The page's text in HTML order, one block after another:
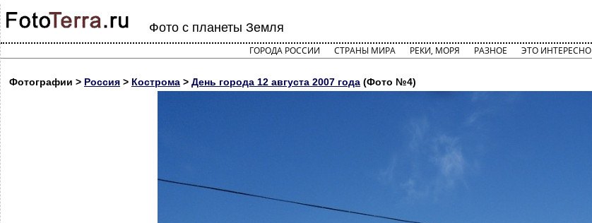
Фото с планеты Земля
ГОРОДА РОССИИ СТРАНЫ МИРА РЕКИ, МОРЯ РАЗНОЕ ЭТО ИНТЕРЕСНО
Фотографии > Россия > Кострома > День города 12 августа 2007 года (Фото №4)